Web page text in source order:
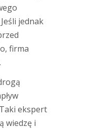
jednak
firma
ekspert
wiedzę i